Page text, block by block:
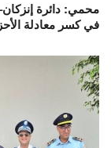
محمي: دائرة
في كسر معادلة